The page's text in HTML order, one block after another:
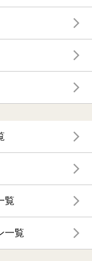
覧
一覧